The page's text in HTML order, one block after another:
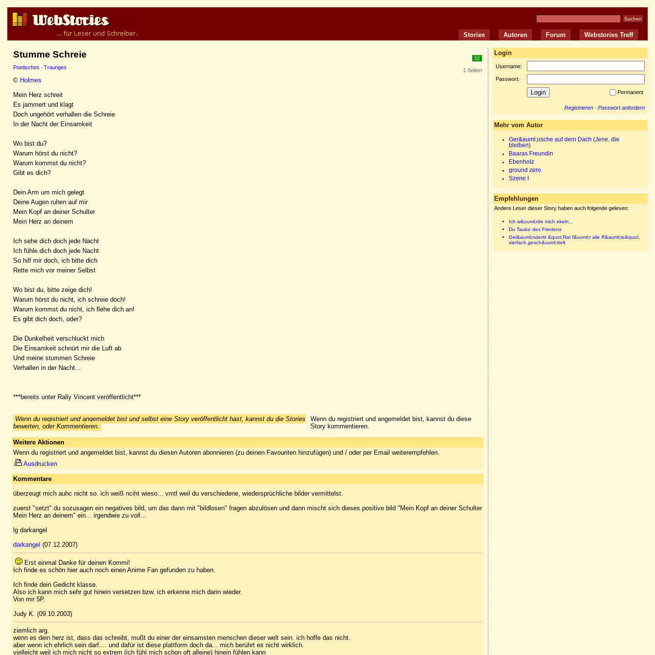
Stories Autoren Forum Webstories Treff
32
1 Seiten
Stumme Schreie
Poetisches · Trauriges
© Holmes
Mein Herz schreit
Es jammert und klagt
Doch ungehört verhallen die Schreie
In der Nacht der Einsamkeit
Wo bist du?
Warum hörst du nicht?
Warum kommst du nicht?
Gibt es dich?
Dein Arm um mich gelegt
Deine Augen ruhen auf mir
Mein Kopf an deiner Schulter
Mein Herz an deinem
Ich sehe dich doch jede Nacht
Ich fühle dich doch jede Nacht
So hilf mir doch, ich bitte dich
Rette mich vor meiner Selbst
Wo bist du, bitte zeige dich!
Warum hörst du nicht, ich schreie doch!
Warum kommst du nicht, ich flehe dich an!
Es gibt dich doch, oder?
Die Dunkelheit verschluckt mich
Die Einsamkeit schnürt mir die Luft ab
Und meine stummen Schreie
Verhallen in der Nacht...
***bereits unter Rally Vincent veröffentlicht***
Wenn du registriert und angemeldet bist und selbst eine Story veröffentlicht hast, kannst du die Stories
bewerten, oder Kommentieren.
Wenn du registriert und angemeldet bist, kannst du diese
Story kommentieren.
Weitere Aktionen
Wenn du registriert und angemeldet bist, kannst du diesen Autoren abonnieren (zu deinen Favouriten hinzufügen) und / oder per Email weiterempfehlen.
Ausdrucken
Kommentare
überzeugt mich auhc nicht so. ich weiß nciht wieso... vmtl weil du verschiedene, wiedersprüchliche bilder vermittelst.
zuerst "setzt" du sozusagen ein negatives bild, um das dann mit "bildlosen" fragen abzulösen und dann mischt sich dieses positive bild "Mein Kopf an deiner Schulter
Mein Herz an deinem" ein... irgendwie zu voll...
lg darkangel
darkangel (07.12.2007)
Erst einmal Danke für deinen Kommi!
Ich finde es schön hier auch noch einen Anime Fan gefunden zu haben.
Ich finde dein Gedicht klasse.
Also ich kann mich sehr gut hinein versetzen bzw. ich erkenne mich darin wieder.
Von mir 5P.
Judy K. (09.10.2003)
ziemlich arg.
wenn es dein herz ist, dass das schreibt, mußt du einer der einsamsten menschen dieser welt sein. ich hoffe das nicht.
aber wenn ich ehrlich sein darf.... und dafür ist diese plattform doch da... mich berührt es nicht wirklich.
vielleicht weil ich mich nicht so extrem (ich fühl mich schon oft alleine) hinein fühlen kann
Login
Username:
Passwort:
Permanent
Registrieren · Passwort anfordern
Mehr vom Autor
Ger&auml;usche auf dem Dach (Jene, die
bleiben)
Baaras Freundin
Ebenholz
ground zero
Szene I
Empfehlungen
Andere Leser dieser Story haben auch folgende gelesen:
Ich w&uuml;rde mich ekeln...
Du Taube des Friedens
Gel&auml;nderitt &quot;Rat f&uuml;r alle R&auml;te&quot;
vierfach gesch&uuml;ttelt